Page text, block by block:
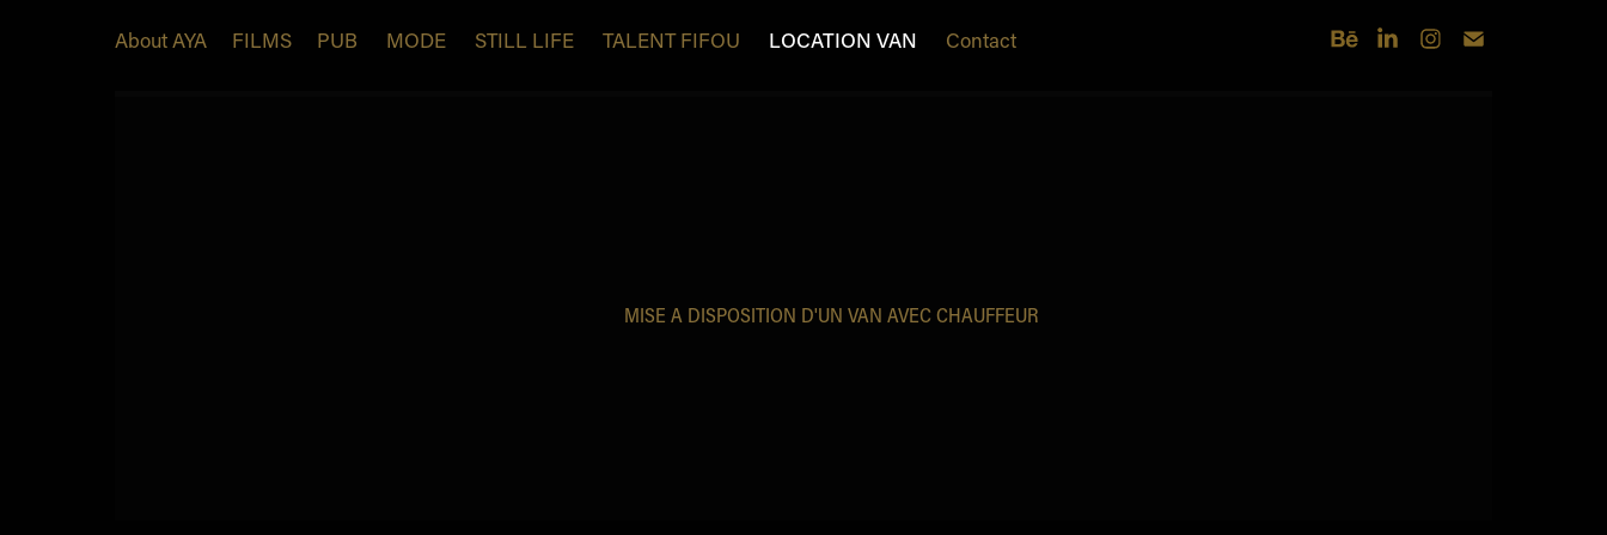
About AYA FILMS PUB MODE STILL LIFE TALENT FIFOU LOCATION VAN Contact
MISE A DISPOSITION D'UN VAN AVEC CHAUFFEUR